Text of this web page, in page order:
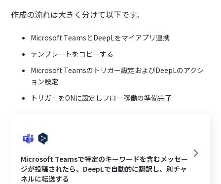
作成の流れは大きく分けて以下です。
Microsoft TeamsとDeepLをマイアプリ連携
テンプレートをコピーする
Microsoft Teamsのトリガー設定およびDeepLのアクシ
ョン設定
トリガーをONに設定しフロー稼働の準備完了
Microsoft Teamsで特定のキーワードを含むメッセー
ジが投稿されたら、DeepLで自動的に翻訳し、別チャ
ネルに転送する